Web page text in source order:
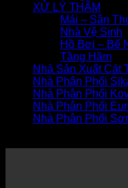
XỬ LÝ THẤM
Mái – Sân
Nhà Vệ Sinh
Hồ Bơi – Bể
Tầng Hầm
Nhà Sản Xuất Cát
Nhà Phân Phối
Nhà Phân Phối
Nhà Phân Phối
Nhà Phân Phối